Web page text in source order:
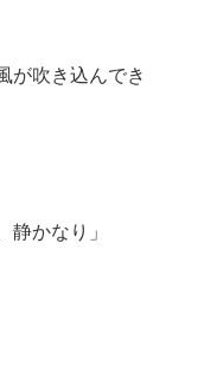
が吹き込んでき
静かなり」